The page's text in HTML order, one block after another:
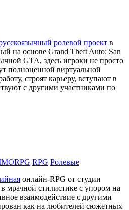
ролевой проект в
на основе Grand Theft Auto: San
GTA, здесь игроки не просто
полноценной виртуальной
строят карьеру, вступают в
с другими участниками по
RPG Ролевые
онлайн-RPG от студии
мрачной стилистике с упором на
взаимодействие с другими
как на любителей сюжетных